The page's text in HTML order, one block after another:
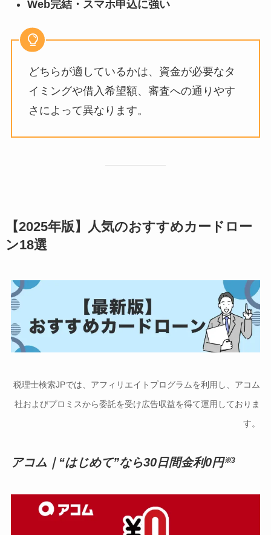
Web完結・スマホ申込に強い
どちらが適しているかは、資金が必要なタ
イミングや借入希望額、審査への通りやす
さによって異なります。
【2025年版】人気のおすすめカードロー
ン18選
税理士検索JPでは、アフィリエイトプログラムを利用し、アコム
社およびプロミスから委託を受け広告収益を得て運用しておりま
す。
アコム｜ “はじめて”なら30日間金利0円※3